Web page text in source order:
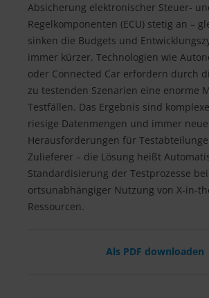
Absicherung elektronischer Steuer-
Regelkomponenten (ECU) stetig an –
sinken die Budgets und
immer kürzer. Technologien wie
oder Connected Car erfordern durch
zu testenden Szenarien eine enorme
Testfällen. Das Ergebnis sind
riesige Datenmengen und immer neue
Herausforderungen für
Zulieferer – die Lösung heißt
Standardisierung der Testprozesse bei
ortsunabhängiger Nutzung von X-in-
Ressourcen.
Als PDF downloaden